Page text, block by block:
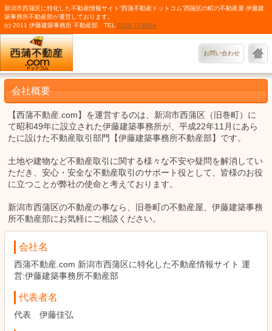
新潟市西蒲区に特化した不動産情報サイト“西蒲不動産ドットコム”西蒲区の町の不動産屋 伊藤建
築事務所不動産部が運営しております。
(c) 2011 伊藤建築事務所 不動産部 TEL 0256-77-8004
お問い合わせ
会社概要
【西蒲不動産.com】を運営するのは、新潟市西蒲区（旧巻町）に
て昭和49年に設立された伊藤建築事務所が、平成22年11月にあら
たに設けた不動産取引部門【伊藤建築事務所不動産部】です。
土地や建物など不動産取引に関する様々な不安や疑問を解消してい
ただき、安心・安全な不動産取引のサポート役として、皆様のお役
に立つことが弊社の使命と考えております。
新潟市西蒲区の不動産の事なら、旧巻町の不動産屋、伊藤建築事務
所不動産部にお気軽にご相談ください。
会社名
西蒲不動産.com 新潟市西蒲区に特化した不動産情報サイト 運
営:伊藤建築事務所不動産部
代表者名
代表 伊藤佳弘